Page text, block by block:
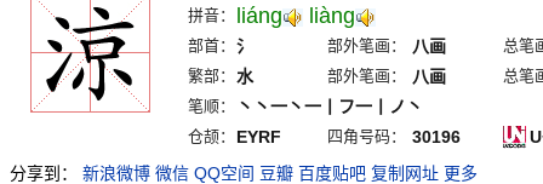
拼音： liáng liàng
部首： 氵 部外笔画： 八画
总笔
繁部：
水 部外笔画： 八画
总笔
笔顺：
丶丶一丶一丨フ一丨ノ丶
仓颉： EYRF 四角号码： 30196
分享到：
新浪微博 微信 QQ空间 豆瓣 百度贴吧 复制网址 更多